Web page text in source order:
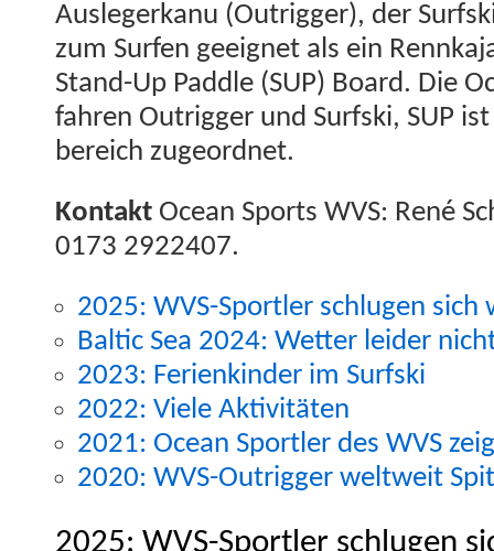
Auslegerkanu (Out­rig­ger), der
zum Sur­fen geeignet als ein
Stand-Up Pad­dle (SUP) Board. Die
fahren Out­rig­ger und Surf­s­ki, SUP
bere­ich zugeordnet.
Kon­takt Ocean Sports WVS: René
0173 2922407.
2025: WVS-Sportler schlu­gen sich
Baltic Sea 2024: Wet­ter lei­der
2023: Ferienkinder im Surfski
2022: Viele Aktivitäten
2021: Ocean Sportler des WVS
2020: WVS-Out­rig­ger weltweit
2025: WVS-Sportler schlugen